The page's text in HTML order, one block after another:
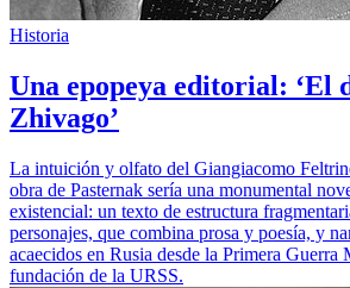
Historia
Una epopeya editorial: ‘El
Zhivago’
La intuición y olfato del Giangiacomo
obra de Pasternak sería una monumental
existencial: un texto de estructura
perso­najes, que combina prosa y poesía, y
acaecidos en Rusia desde la Primera Guerra
fundación de la URSS.